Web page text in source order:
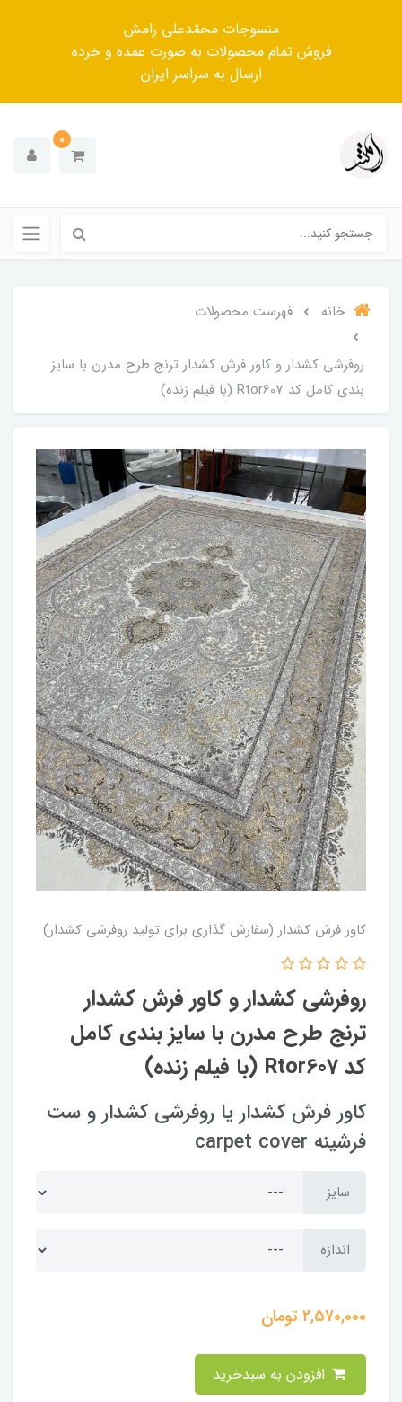
منسوجات محمّدعلی رامش
فروش تمام محصولات به صورت عمده و خرده
ارسال به سراسر ایران
0
خانه فهرست محصولات
روفرشی کشدار و کاور فرش کشدار ترنج طرح مدرن با سایز
بندی کامل کد Rtor607 (با فیلم زنده)
کاور فرش کشدار (سفارش گذاری برای تولید روفرشی کشدار)
روفرشی کشدار و کاور فرش کشدار
ترنج طرح مدرن با سایز بندی کامل
کد Rtor607 (با فیلم زنده)
کاور فرش کشدار یا روفرشی کشدار و ست
فرشینه carpet cover
سایز
اندازه
2,570,000تومان